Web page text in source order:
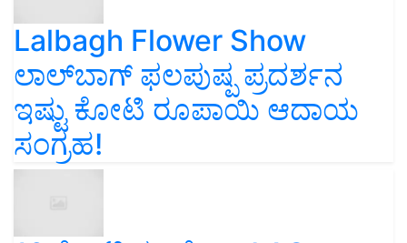
Lalbagh Flower Show
ಲಾಲ್‌ಬಾಗ್ ಫಲಪುಷ್ಪ ಪ್ರದರ್ಶನ
ಇಷ್ಟು ಕೋಟಿ ರೂಪಾಯಿ ಆದಾಯ
ಸಂಗ್ರಹ!